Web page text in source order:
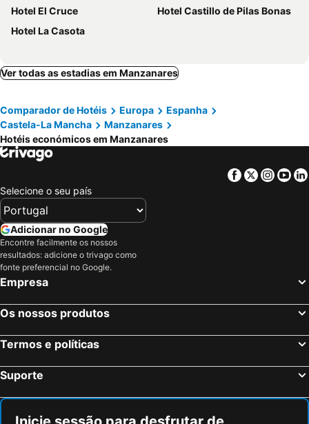
Hotel El Cruce
Hotel Castillo de Pilas Bonas
Hotel La Casota
Ver todas as estadias em Manzanares
Comparador de Hotéis Europa
Espanha
Castela-La Mancha
Manzanares
Hotéis económicos em Manzanares
Facebook
Twitter
Selecione o seu país
Adicionar no Google
Encontre facilmente os nossos
resultados: adicione o trivago como
fonte preferencial no Google.
Empresa
Os nossos produtos
Termos e políticas
Suporte